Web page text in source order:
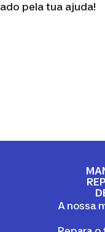
pela tua ajuda!
A nossa